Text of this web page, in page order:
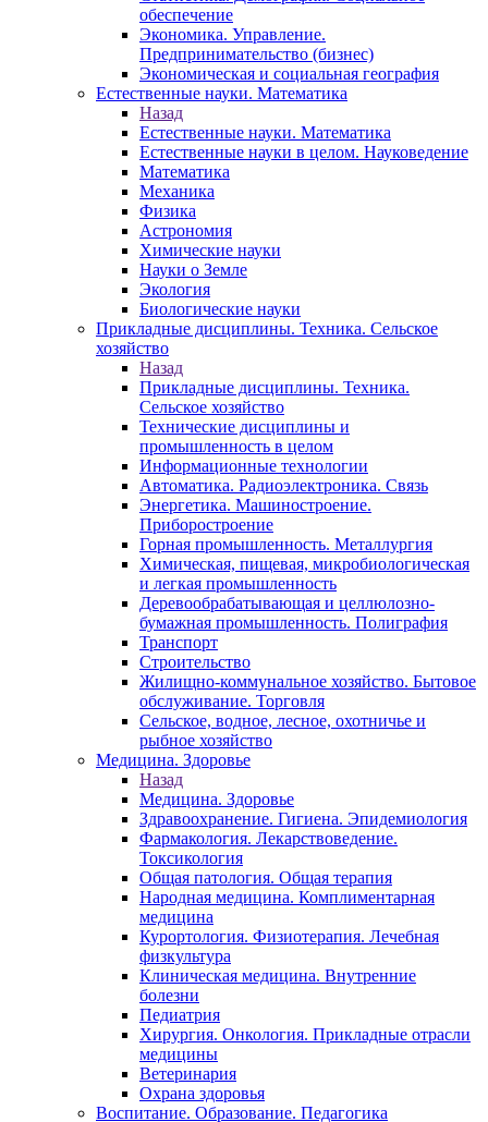
обеспечение
Экономика. Управление.
Предпринимательство (бизнес)
Экономическая и социальная география
Естественные науки. Математика
Назад
Естественные науки. Математика
Естественные науки в целом. Науковедение
Математика
Механика
Физика
Астрономия
Химические науки
Науки о Земле
Экология
Биологические науки
Прикладные дисциплины. Техника. Сельское
хозяйство
Назад
Прикладные дисциплины. Техника.
Сельское хозяйство
Технические дисциплины и
промышленность в целом
Информационные технологии
Автоматика. Радиоэлектроника. Связь
Энергетика. Машиностроение.
Приборостроение
Горная промышленность. Металлургия
Химическая, пищевая, микробиологическая
и легкая промышленность
Деревообрабатывающая и целлюлозно-
бумажная промышленность. Полиграфия
Транспорт
Строительство
Жилищно-коммунальное хозяйство. Бытовое
обслуживание. Торговля
Сельское, водное, лесное, охотничье и
рыбное хозяйство
Медицина. Здоровье
Назад
Медицина. Здоровье
Здравоохранение. Гигиена. Эпидемиология
Фармакология. Лекарствоведение.
Токсикология
Общая патология. Общая терапия
Народная медицина. Комплиментарная
медицина
Курортология. Физиотерапия. Лечебная
физкультура
Клиническая медицина. Внутренние
болезни
Педиатрия
Хирургия. Онкология. Прикладные отрасли
медицины
Ветеринария
Охрана здоровья
Воспитание. Образование. Педагогика